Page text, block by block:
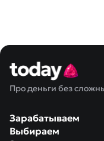
Про деньги без
Зарабатываем
Выбираем